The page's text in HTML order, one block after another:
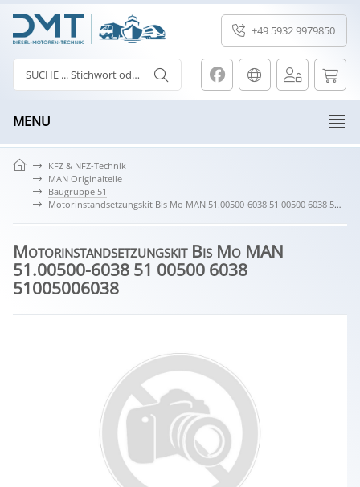
+49 5932 9979850
MENU
KFZ & NFZ-Technik
MAN Originalteile
Baugruppe 51
Motorinstandsetzungskit Bis Mo MAN 51.00500-6038 51 00500 6038 51005006038
Motorinstandsetzungskit Bis Mo MAN
51.00500-6038 51 00500 6038
51005006038